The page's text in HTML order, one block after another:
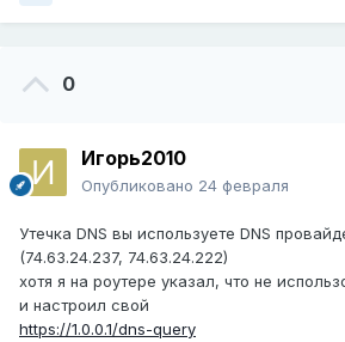
0
Игорь2010
Опубликовано 24 февраля
Утечка DNS вы используете DNS
(74.63.24.237, 74.63.24.222)
хотя я на роутере указал, что не
и настроил свой
https://1.0.0.1/dns-query